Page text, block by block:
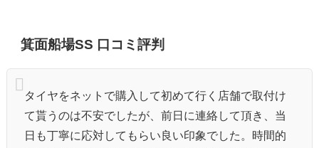
箕面船場SS 口コミ評判
タイヤをネットで購入して初めて行く店舗で取付け
て貰うのは不安でしたが、前日に連絡して頂き、当
日も丁寧に応対してもらい良い印象でした。時間的